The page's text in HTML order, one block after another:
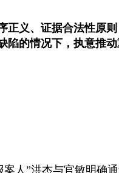
正义、证据合法性原
陷的情况下，执意推
案人”洪杰与官敏明确